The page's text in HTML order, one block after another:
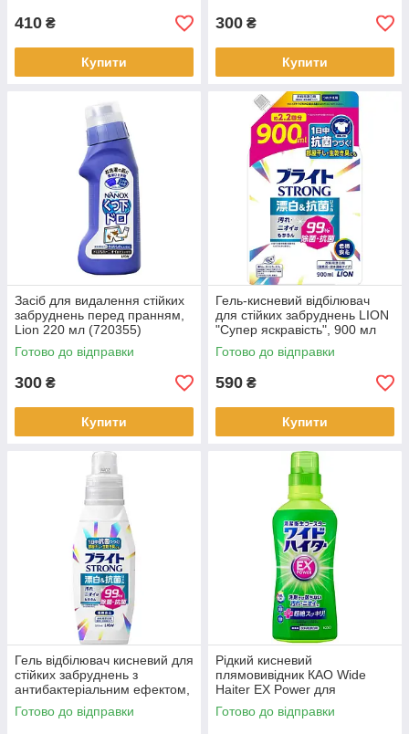
410 ₴
Купити
300 ₴
Купити
Засіб для видалення стійких
забруднень перед пранням,
Lion 220 мл (720355)
Готово до відправки
300 ₴
Купити
Гель-кисневий відбілювач
для стійких забруднень LION
"Супер яскравість", 900 мл
Готово до відправки
590 ₴
Купити
Гель відбілювач кисневий для
стійких забруднень з
антибактеріальним ефектом,
Lion Bright Strong, 510 мл
Готово до відправки
Рідкий кисневий
плямовивідник КАО Wide
Haiter EX Power для
кольорової білизни, 560 мл
(419958)
Готово до відправки